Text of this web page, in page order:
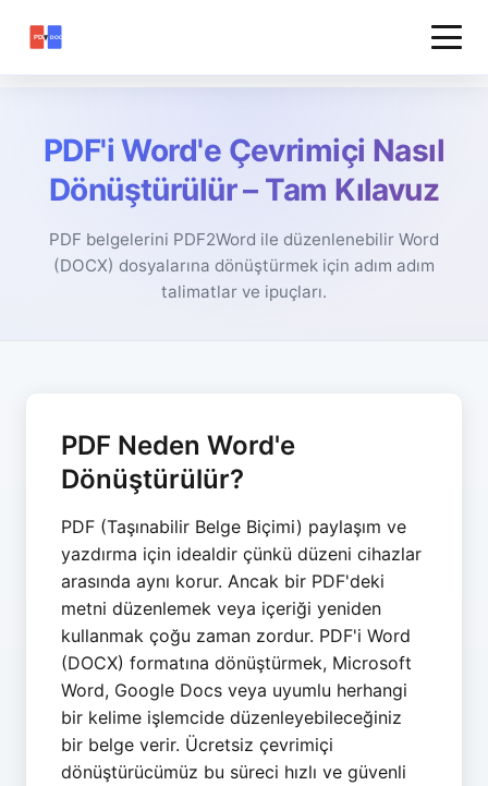
PDF'i Word'e Çevrimiçi Nasıl
Dönüştürülür – Tam Kılavuz
PDF belgelerini PDF2Word ile düzenlenebilir Word
(DOCX) dosyalarına dönüştürmek için adım adım
talimatlar ve ipuçları.
PDF Neden Word'e
Dönüştürülür?
PDF (Taşınabilir Belge Biçimi) paylaşım ve
yazdırma için idealdir çünkü düzeni cihazlar
arasında aynı korur. Ancak bir PDF'deki
metni düzenlemek veya içeriği yeniden
kullanmak çoğu zaman zordur. PDF'i Word
(DOCX) formatına dönüştürmek, Microsoft
Word, Google Docs veya uyumlu herhangi
bir kelime işlemcide düzenleyebileceğiniz
bir belge verir. Ücretsiz çevrimiçi
dönüştürücümüz bu süreci hızlı ve güvenli